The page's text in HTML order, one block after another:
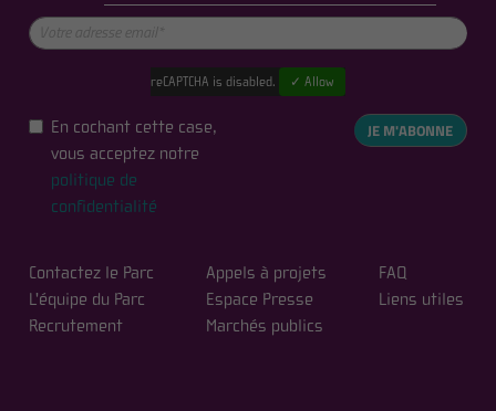
reCAPTCHA is disabled. ✓ Allow
En cochant cette case,
vous acceptez notre
politique de
confidentialité
JE M'ABONNE
Contactez le Parc
L'équipe du Parc
Recrutement
Appels à projets
Espace Presse
Marchés publics
FAQ
Liens utiles